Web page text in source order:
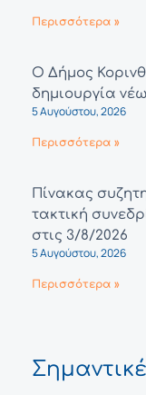
Περισσότερα »
Ο Δήμος
δημιουργία
5 Αυγούστου, 2026
Περισσότερα »
Πίνακας
τακτική
στις 3/8/2026
5 Αυγούστου, 2026
Περισσότερα »